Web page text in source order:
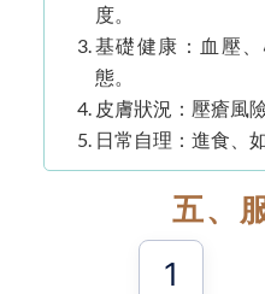
度。
基礎健康：血壓
態。
皮膚狀況：壓瘡風險
日常自理：進食、
五、
1